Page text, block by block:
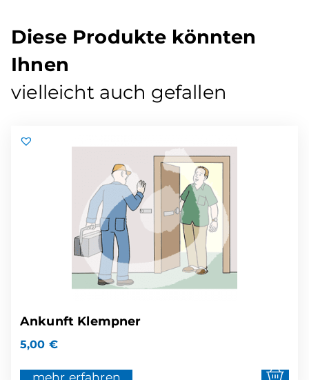
Diese Produkte könnten
Ihnen
vielleicht auch gefallen
Ankunft Klempner
5,00 €
mehr erfahren